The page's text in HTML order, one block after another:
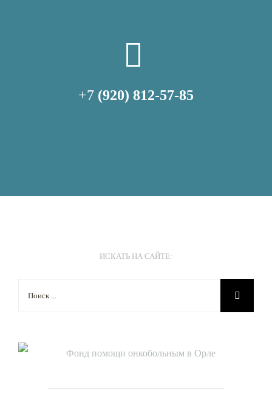
+7 (920) 812-57-85
ИСКАТЬ НА САЙТЕ: